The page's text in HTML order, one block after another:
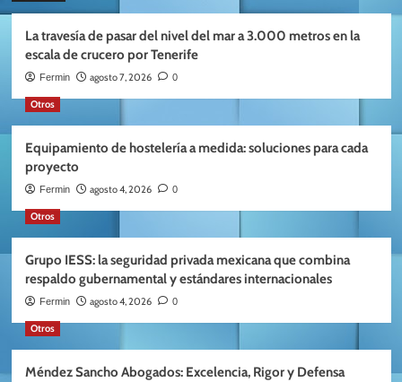
La travesía de pasar del nivel del mar a 3.000 metros en la
escala de crucero por Tenerife
Fermin agosto 7, 2026 0
Otros
Equipamiento de hostelería a medida: soluciones para cada
proyecto
Fermin agosto 4, 2026 0
Otros
Grupo IESS: la seguridad privada mexicana que combina
respaldo gubernamental y estándares internacionales
Fermin agosto 4, 2026 0
Otros
Méndez Sancho Abogados: Excelencia, Rigor y Defensa